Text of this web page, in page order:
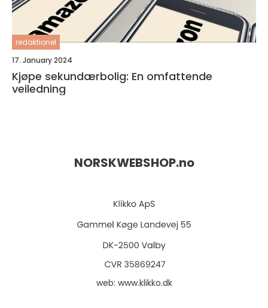
redaktionel
17. January 2024
Kjøpe sekundærbolig: En omfattende
veiledning
NORSKWEBSHOP.no
web: www.klikko.dk